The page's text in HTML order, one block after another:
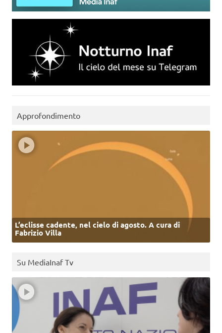
Approfondimento
L’eclisse cadente, nel cielo di agosto. A cura di
Fabrizio Villa
Su MediaInaf Tv